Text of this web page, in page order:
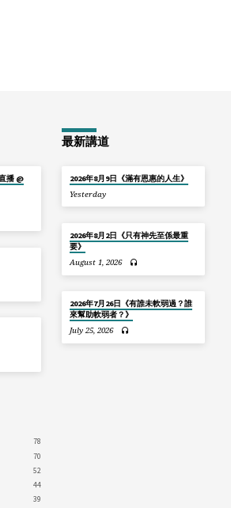
播 @
最新講道
2026年8月9日《滿有恩惠的人生》
Yesterday
2026年8月2日《只有神先至係最重
要》
August 1, 2026
2026年7月26日《有誰未軟弱過？誰
來幫助軟弱者？》
July 25, 2026
78
70
52
44
39